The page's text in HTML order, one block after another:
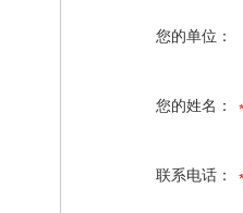
您的单位：
您的姓名：
联系电话：